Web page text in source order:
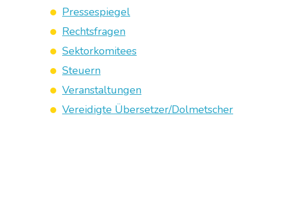
Pressespiegel
Rechtsfragen
Sektorkomitees
Steuern
Veranstaltungen
Vereidigte Übersetzer/Dolmetscher